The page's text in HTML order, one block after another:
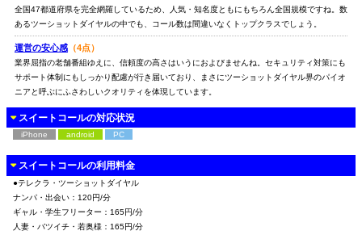
全国47都道府県を完全網羅しているため、人気・知名度ともにもちろん全国規模ですね。数
あるツーショットダイヤルの中でも、コール数は間違いなくトップクラスでしょう。
運営の安心感 （4点）
業界屈指の老舗番組ゆえに、信頼度の高さはいうにおよびませんね。セキュリティ対策にも
サポート体制にもしっかり配慮が行き届いており、まさにツーショットダイヤル界のパイオ
ニアと呼ぶにふさわしいクオリティを体現しています。
スイートコールの対応状況
iPhone android PC
スイートコールの利用料金
●テレクラ・ツーショットダイヤル
ナンパ・出会い：120円/分
ギャル・学生フリーター：165円/分
人妻・バツイチ・若奥様：165円/分